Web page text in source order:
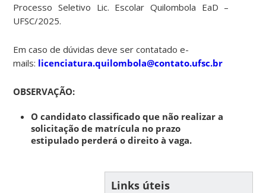
Processo Seletivo Lic. Escolar Quilombola EaD –
UFSC/2025.
Em caso de dúvidas deve ser contatado e-
mails: licenciatura.quilombola@contato.ufsc.br
OBSERVAÇÃO:
O candidato classificado que não realizar a
solicitação de matrícula no prazo
estipulado perderá o direito à vaga.
Links úteis